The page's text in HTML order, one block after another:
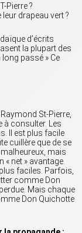
Pierre ?
drapeau vert ?
d’écrits
la plupart des
long passé » Ce
St-Pierre,
à consulter. Les
Il est plus facile
cuillère que de se
malheureux, mais
net » avantage.
faciles. Parfois,
comme Don
Mais chaque
Don Quichotte